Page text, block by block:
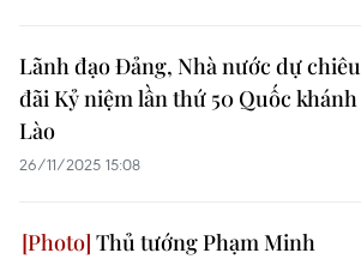
Lãnh đạo Đảng, Nhà nước dự chiêu
đãi Kỷ niệm lần thứ 50 Quốc khánh
Lào
26/11/2025 15:08
Thủ tướng Phạm Minh